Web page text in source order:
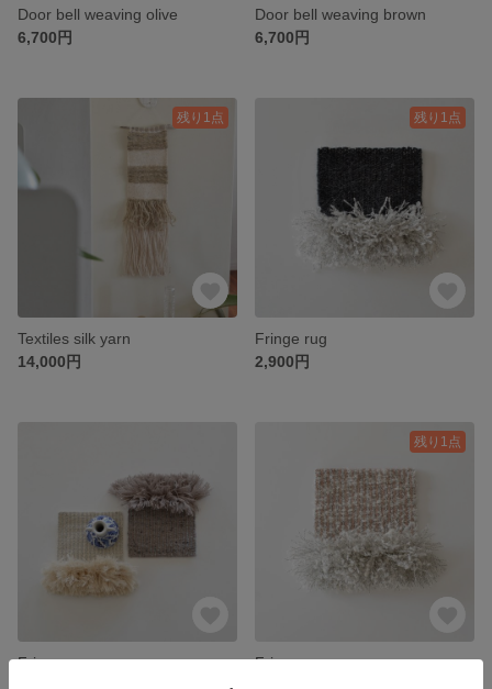
Door bell weaving olive
6,700円
Door bell weaving brown
6,700円
残り1点
Textiles silk yarn
14,000円
残り1点
Fringe rug
2,900円
Fringe rug gray
残り1点
Fringe rug